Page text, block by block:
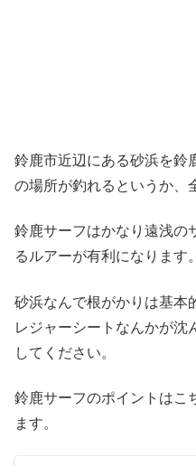
鈴鹿市近辺にある砂浜を鈴
の場所が釣れるというか、
鈴鹿サーフはかなり遠浅の
るルアーが有利になります。
砂浜なんで根がかりは基本
レジャーシートなんかが沈
してください。
鈴鹿サーフのポイントはこ
ます。